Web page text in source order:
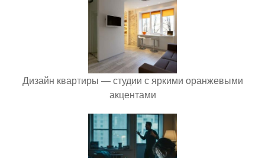
Дизайн квартиры — студии с яркими оранжевыми
акцентами